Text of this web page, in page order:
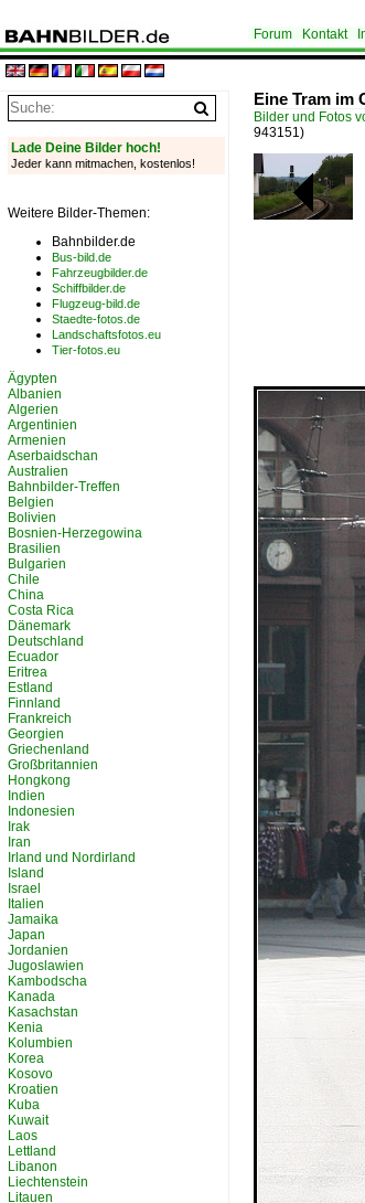
Forum Kontakt
Eine Tram im
Bilder und Fotos
943151)
Lade Deine Bilder hoch!
Jeder kann mitmachen, kostenlos!
Weitere Bilder-Themen:
Bahnbilder.de
Bus-bild.de
Fahrzeugbilder.de
Schiffbilder.de
Flugzeug-bild.de
Staedte-fotos.de
Landschaftsfotos.eu
Tier-fotos.eu
Ägypten
Albanien
Algerien
Argentinien
Armenien
Aserbaidschan
Australien
Bahnbilder-Treffen
Belgien
Bolivien
Bosnien-Herzegowina
Brasilien
Bulgarien
Chile
China
Costa Rica
Dänemark
Deutschland
Ecuador
Eritrea
Estland
Finnland
Frankreich
Georgien
Griechenland
Großbritannien
Hongkong
Indien
Indonesien
Irak
Iran
Irland und Nordirland
Island
Israel
Italien
Jamaika
Japan
Jordanien
Jugoslawien
Kambodscha
Kanada
Kasachstan
Kenia
Kolumbien
Korea
Kosovo
Kroatien
Kuba
Kuwait
Laos
Lettland
Libanon
Liechtenstein
Litauen